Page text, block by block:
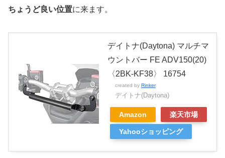
ちょうど良い位置に来ます。
デイトナ(Daytona) マルチマ
ウントバー FE ADV150(20)
〈2BK-KF38〉 16754
created by Rinker
デイトナ(Daytona)
Amazon 楽天市場
Yahooショッピング